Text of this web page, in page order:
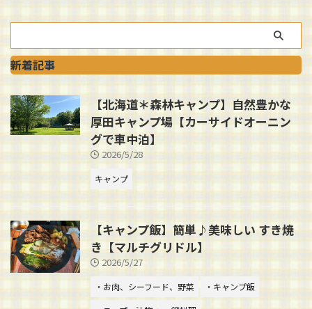
新着記事
【北海道＊森林キャンプ】自然豊かな
厚田キャンプ場【カーサイドオーニン
グで車中泊】
2026/5/28
キャンプ
【キャンプ飯】簡単♪美味しい すき焼
き【マルチグリドル】
2026/5/27
・お肉、シーフード、野菜
・キャンプ飯